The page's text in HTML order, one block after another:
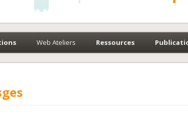
Web Ateliers Ressources